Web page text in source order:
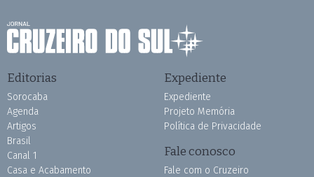
Editorias
Sorocaba
Agenda
Artigos
Brasil
Canal 1
Casa e Acabamento
Expediente
Expediente
Projeto Memória
Política de Privacidade
Fale conosco
Fale com o Cruzeiro